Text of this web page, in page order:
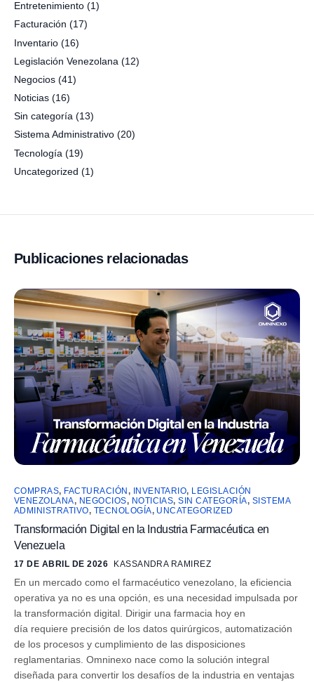
Entretenimiento (1)
Facturación (17)
Inventario (16)
Legislación Venezolana (12)
Negocios (41)
Noticias (16)
Sin categoría (13)
Sistema Administrativo (20)
Tecnología (19)
Uncategorized (1)
Publicaciones relacionadas
COMPRAS, FACTURACIÓN , INVENTARIO, LEGISLACIÓN
VENEZOLANA, NEGOCIOS, NOTICIAS,SIN CATEGORÍA, SISTEMA
ADMINISTRATIVO, TECNOLOGÍA, UNCATEGORIZED
Transformación Digital en la Industria Farmacéutica en
Venezuela
17 DE ABRIL DE 2026 KASSANDRA RAMIREZ
En un mercado como el farmacéutico venezolano, la eficiencia
operativa ya no es una opción, es una necesidad impulsada por
la transformación digital. Dirigir una farmacia hoy en
día requiere precisión de los datos quirúrgicos, automatización
de los procesos y cumplimiento de las disposiciones
reglamentarias. Omninexo nace como la solución integral
diseñada para convertir los desafíos de la industria en ventajas